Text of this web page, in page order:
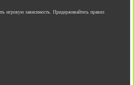
игровую зависимость. Придерживайтесь правил